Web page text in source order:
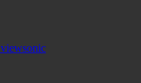
viewsonic